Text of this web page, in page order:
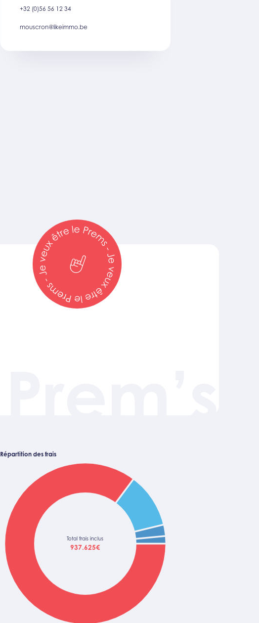
+32 (0)56 56 12 34
mouscron@likeimmo.be
Répartition des frais
Total frais inclus
937.625€